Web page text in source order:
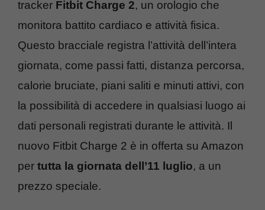
tracker Fitbit Charge 2, un orologio che
monitora battito cardiaco e attività fisica.
Questo bracciale registra l’attività dell’intera
giornata, come passi fatti, distanza percorsa,
calorie bruciate, piani saliti e minuti attivi, con
la possibilità di accedere in qualsiasi luogo ai
dati personali registrati durante le attività. Il
nuovo Fitbit Charge 2 è in offerta su Amazon
per tutta la giornata dell’11 luglio, a un
prezzo speciale.